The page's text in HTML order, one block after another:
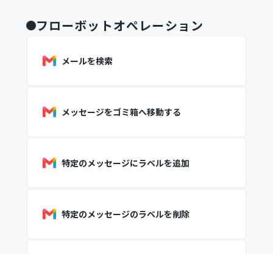
フローボットオペレーション
メールを検索
メッセージをゴミ箱へ移動する
特定のメッセージにラベルを追加
特定のメッセージのラベルを削除